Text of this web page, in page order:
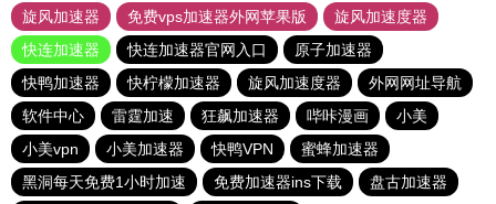
旋风加速器
免费vps加速器外网苹果版
旋风加速度器
快连加速器
快连加速器官网入口
原子加速器
快鸭加速器
快柠檬加速器 旋风加速度器
外网网址导航
软件中心
雷霆加速 狂飙加速器 哔咔漫画
小美
小美vpn
小美加速器 快鸭VPN
蜜蜂加速器
黑洞每天免费1小时加速
免费加速器ins下载
盘古加速器